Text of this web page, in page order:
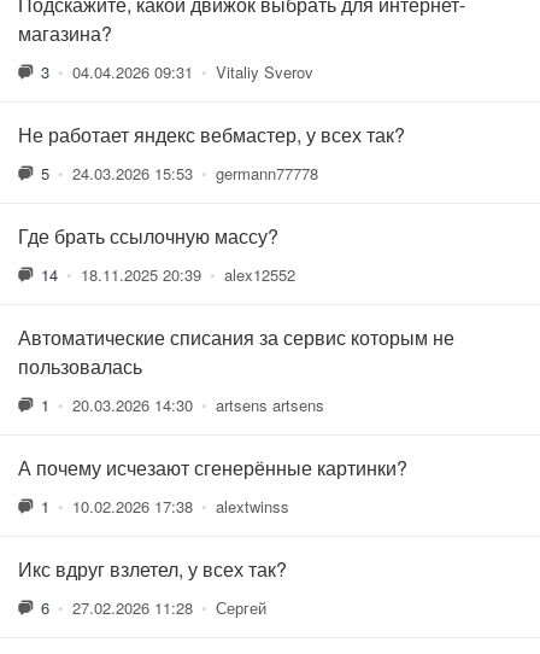
магазина?
3 • 04.04.2026 09:31 • Vitaliy Sverov
Не работает яндекс вебмастер, у всех так?
5 • 24.03.2026 15:53 • germann77778
Где брать ссылочную массу?
14 • 18.11.2025 20:39 • alex12552
Автоматические списания за сервис которым не
пользовалась
1 • 20.03.2026 14:30 • artsens artsens
А почему исчезают сгенерённые картинки?
1 • 10.02.2026 17:38 • alextwinss
Икс вдруг взлетел, у всех так?
6 • 27.02.2026 11:28 • Сергей